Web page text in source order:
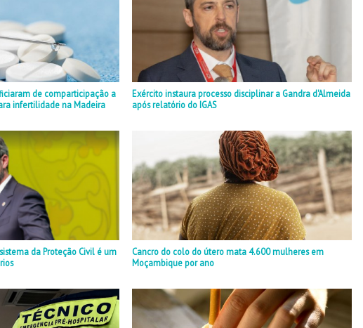
de comparticipação a
infertilidade na Madeira
Exército instaura processo disciplinar a Gandra d'Almeida
após relatório do IGAS
da Proteção Civil é um
Cancro do colo do útero mata 4.600 mulheres em
Moçambique por ano